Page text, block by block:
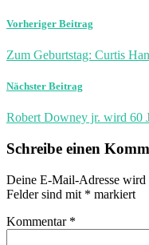
Vorheriger Beitrag
Zum Geburtstag: Curtis
Nächster Beitrag
Robert Downey jr. wird 60
Schreibe einen
Deine E-Mail-Adresse
Felder sind mit * markiert
Kommentar *